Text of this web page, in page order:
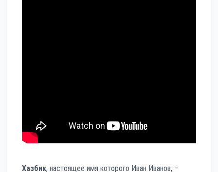
Хазбик, настоящее имя которого Иван Иванов, –